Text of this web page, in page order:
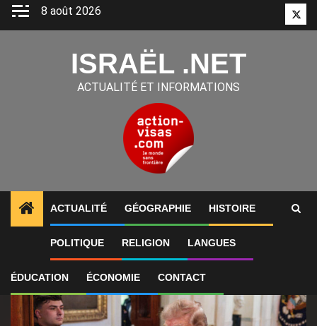
Aller
8 août 2026
ISRAËL .NET
ACTUALITÉ ET INFORMATIONS
ACTUALITÉ GÉOGRAPHIE HISTOIRE
POLITIQUE RELIGION LANGUES
ÉDUCATION ÉCONOMIE CONTACT
ALERTES INFO 1 États-Unis : « Cette guerre en